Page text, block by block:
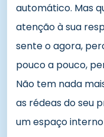
automático. Mas
atenção à sua
sente o agora,
pouco a pouco,
Não tem nada
as rédeas do seu
um espaço